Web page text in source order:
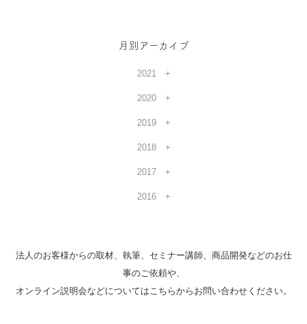
月別アーカイブ
2021
2020
2019
2018
2017
2016
法人のお客様からの取材、執筆、セミナー講師、商品開発などのお仕
事のご依頼や、
オンライン説明会などについてはこちらからお問い合わせください。